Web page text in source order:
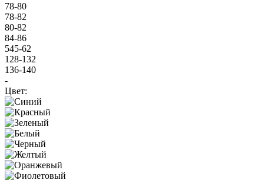
78-80
78-82
80-82
84-86
545-62
128-132
136-140
-
Цвет: